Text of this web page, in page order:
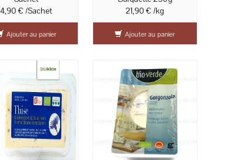
4,90 € /Sachet
Ajouter au panier
21,90 € /kg
Ajouter au panier